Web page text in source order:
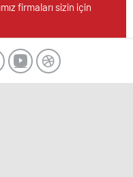
firmaları sizin için